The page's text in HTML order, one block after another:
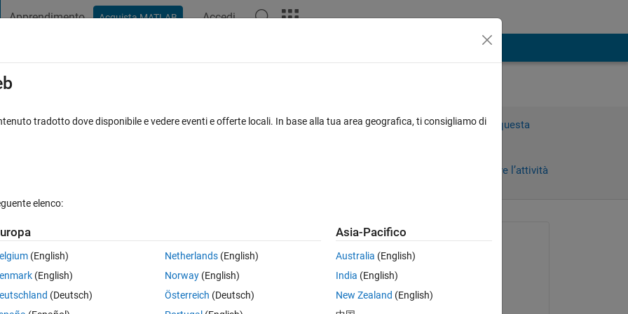
Apprendimento Acquista MATLAB Accedi
during Parsim
Accedi per rispondere a questa
Accedi per seguire l’attività
parsim command. Inside the simulink model, there are three 'To file'
I want to execute multiple simulations with parsim. Do all blocks
Richiesto:
Elias Julian Hempen
il 30 Ago 2023
Risposto:
tradotto dove disponibile e vedere eventi e offerte locali. In base alla tua area geografica, ti consigliamo di
elenco:
(English)
(English)
(Deutsch)
Netherlands(English)
Norway(English)
Österreich (Deutsch)
Asia-Pacifico
Australia (English)
India (English)
New Zealand (English)